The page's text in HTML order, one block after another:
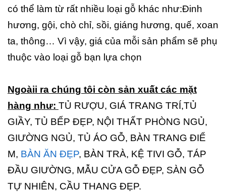
có thể làm từ rất nhiều loại gỗ khác như:Đinh
hương, gội, chò chỉ, sồi, giáng hương, quế, xoan
ta, thông… Vì vậy, giá của mỗi sản phẩm sẽ phụ
thuộc vào loại gỗ bạn lựa chọn
Ngoàii ra chúng tôi còn sản xuất các mặt
hàng như: TỦ RƯỢU, GIÁ TRANG TRÍ,TỦ
GIẦY, TỦ BẾP ĐẸP, NỘI THẤT PHÒNG NGỦ,
GIƯỜNG NGỦ, TỦ ÁO GỖ, BÀN TRANG ĐIỂ
M, BÀN ĂN ĐẸP, BÀN TRÀ, KỆ TIVI GỖ, TÁP
ĐẦU GIƯỜNG, MẪU CỬA GỖ ĐẸP, SÀN GỖ
TỰ NHIÊN, CẦU THANG ĐẸP.